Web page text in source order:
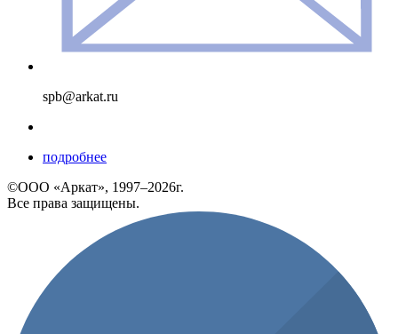
spb@arkat.ru
подробнее
©ООО «Аркат», 1997–2026г.
Все права защищены.